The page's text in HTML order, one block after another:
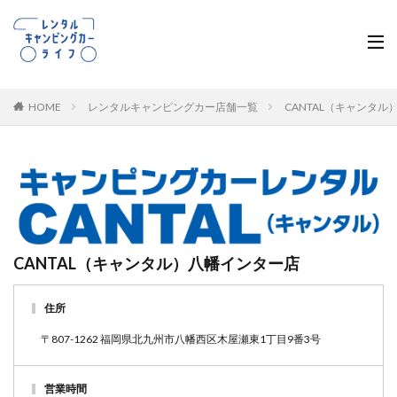
HOME レンタルキャンピングカー店舗一覧 CANTAL（キャンタル
CANTAL（キャンタル）八幡インター店
住所
〒807-1262 福岡県北九州市八幡西区木屋瀬東1丁目9番3号
営業時間